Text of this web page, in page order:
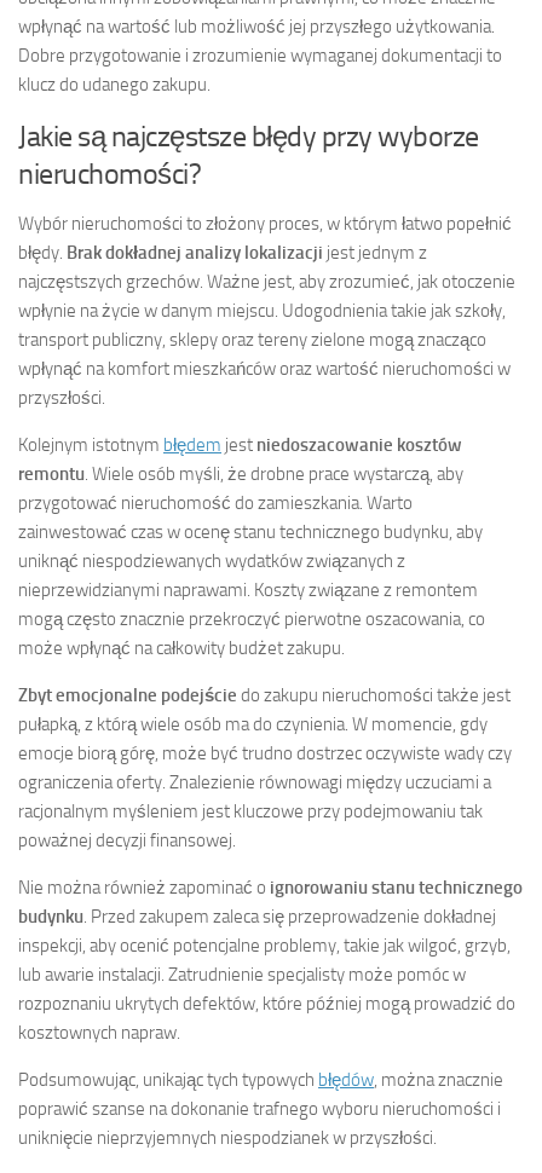
wpłynąć na wartość lub możliwość jej przyszłego użytkowania.
Dobre przygotowanie i zrozumienie wymaganej dokumentacji to
klucz do udanego zakupu.
Jakie są najczęstsze błędy przy wyborze
nieruchomości?
Wybór nieruchomości to złożony proces, w którym łatwo popełnić
błędy. Brak dokładnej analizy lokalizacji jest jednym z
najczęstszych grzechów. Ważne jest, aby zrozumieć, jak otoczenie
wpłynie na życie w danym miejscu. Udogodnienia takie jak szkoły,
transport publiczny, sklepy oraz tereny zielone mogą znacząco
wpłynąć na komfort mieszkańców oraz wartość nieruchomości w
przyszłości.
Kolejnym istotnym błędem jest niedoszacowanie kosztów
remontu. Wiele osób myśli, że drobne prace wystarczą, aby
przygotować nieruchomość do zamieszkania. Warto
zainwestować czas w ocenę stanu technicznego budynku, aby
uniknąć niespodziewanych wydatków związanych z
nieprzewidzianymi naprawami. Koszty związane z remontem
mogą często znacznie przekroczyć pierwotne oszacowania, co
może wpłynąć na całkowity budżet zakupu.
Zbyt emocjonalne podejście do zakupu nieruchomości także jest
pułapką, z którą wiele osób ma do czynienia. W momencie, gdy
emocje biorą górę, może być trudno dostrzec oczywiste wady czy
ograniczenia oferty. Znalezienie równowagi między uczuciami a
racjonalnym myśleniem jest kluczowe przy podejmowaniu tak
poważnej decyzji finansowej.
Nie można również zapominać o ignorowaniu stanu technicznego
budynku. Przed zakupem zaleca się przeprowadzenie dokładnej
inspekcji, aby ocenić potencjalne problemy, takie jak wilgoć, grzyb,
lub awarie instalacji. Zatrudnienie specjalisty może pomóc w
rozpoznaniu ukrytych defektów, które później mogą prowadzić do
kosztownych napraw.
Podsumowując, unikając tych typowych błędów, można znacznie
poprawić szanse na dokonanie trafnego wyboru nieruchomości i
uniknięcie nieprzyjemnych niespodzianek w przyszłości.